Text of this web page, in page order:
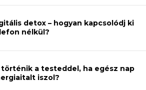
detox – hogyan kapcsolódj ki
nélkül?
történik a testeddel, ha egész nap
iszol?